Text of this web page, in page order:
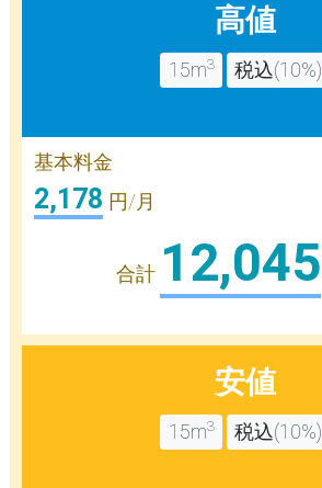
高値
15m3 税込(10%)
基本料金
2,178 円/月
合計 12,045
安値
15m3 税込(10%)